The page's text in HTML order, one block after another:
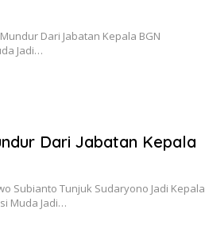
Dari Jabatan Kepala BGN
Jadi…
Dari Jabatan Kepala
Subianto Tunjuk Sudaryono Jadi Kepala
Muda Jadi…